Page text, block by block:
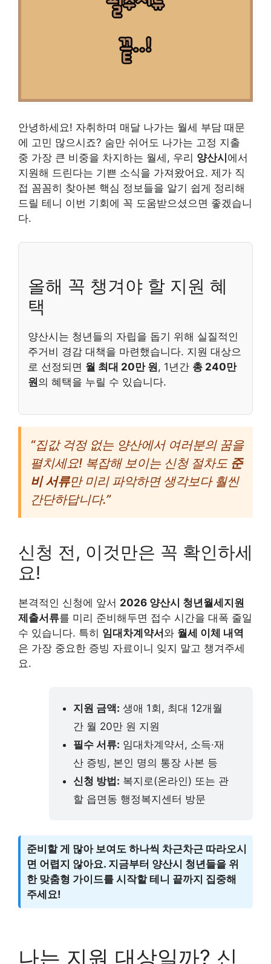
안녕하세요! 자취하며 매달 나가는 월세 부담 때문
에 고민 많으시죠? 숨만 쉬어도 나가는 고정 지출
중 가장 큰 비중을 차지하는 월세, 우리 양산시 에서
지원해 드린다는 기쁜 소식을 가져왔어요. 제가 직
접 꼼꼼히 찾아본 핵심 정보들을 알기 쉽게 정리해
드릴 테니 이번 기회에 꼭 도움받으셨으면 좋겠습니
다.
올해 꼭 챙겨야 할 지원 혜
택
양산시는 청년들의 자립을 돕기 위해 실질적인
주거비 경감 대책을 마련했습니다. 지원 대상으
로 선정되면 월 최대 20만 원, 1년간 총 240만
원의 혜택을 누릴 수 있습니다.
“집값 걱정 없는 양산에서 여러분의 꿈을
펼치세요! 복잡해 보이는 신청 절차도 준
비 서류만 미리 파악하면 생각보다 훨씬
간단하답니다.”
신청 전, 이것만은 꼭 확인하세
요!
본격적인 신청에 앞서 2026 양산시 청년월세지원
제출서류를 미리 준비해두면 접수 시간을 대폭 줄일
수 있습니다. 특히 임대차계약서 와 월세 이체 내역
은 가장 중요한 증빙 자료이니 잊지 말고 챙겨주세
요.
지원 금액: 생애 1회, 최대 12개월
간 월 20만 원 지원
필수 서류: 임대차계약서, 소득·재
산 증빙, 본인 명의 통장 사본 등
신청 방법: 복지로(온라인) 또는 관
할 읍면동 행정복지센터 방문
준비할 게 많아 보여도 하나씩 차근차근 따라오시
면 어렵지 않아요. 지금부터 양산시 청년들을 위
한 맞춤형 가이드를 시작할 테니 끝까지 집중해
주세요!
나는 지원 대상일까? 신